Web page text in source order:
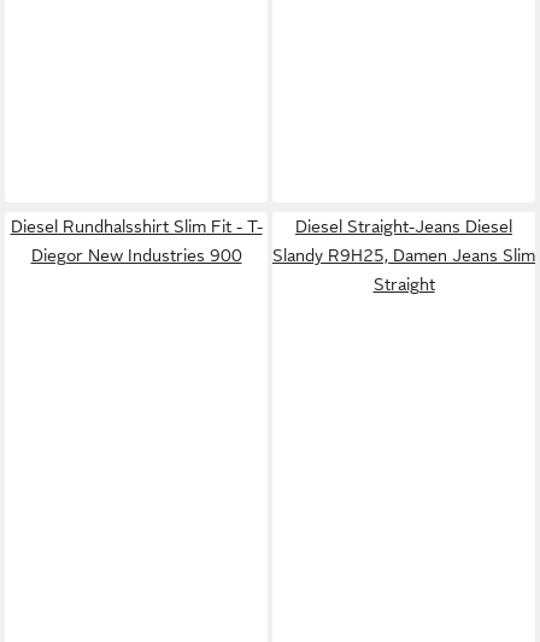
Diesel Rundhalsshirt Slim Fit - T-
Diegor New Industries 900
Diesel Straight-Jeans Diesel
Slandy R9H25, Damen Jeans Slim
Straight